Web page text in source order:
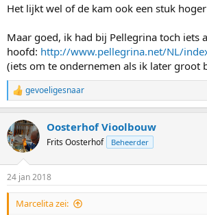
Het lijkt wel of de kam ook een stuk
Maar goed, ik had bij Pellegrina toch iets
hoofd: http://www.pellegrina.net/NL/
(iets om te ondernemen als ik later groot
W
a
r
d
e
n
g
gevoeligesnaar
Oosterhof Vioolbouw
Frits Oosterhof Beheerder
24 jan 2018
Marcelita zei: